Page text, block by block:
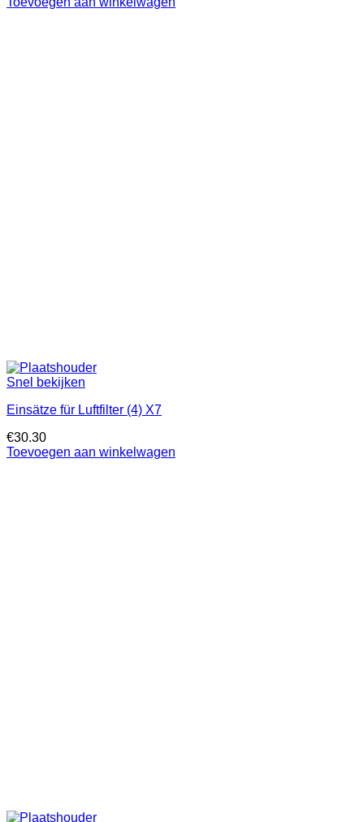
Snel bekijken
Einsätze für Luftfilter (4) X7
€30.30
Toevoegen aan winkelwagen